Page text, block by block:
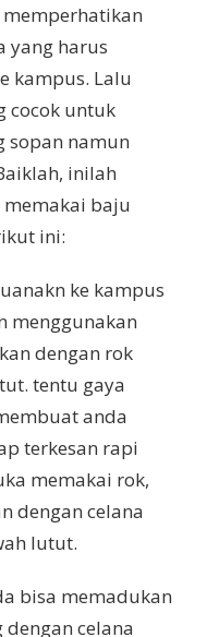
yang harus
kampus. Lalu
cocok untuk
sopan namun
inilah
baju
ini:
ke kampus
menggunakan
dengan rok
tentu gaya
anda
terkesan rapi
memakai rok,
dengan celana
lutut.
bisa memadukan
celana